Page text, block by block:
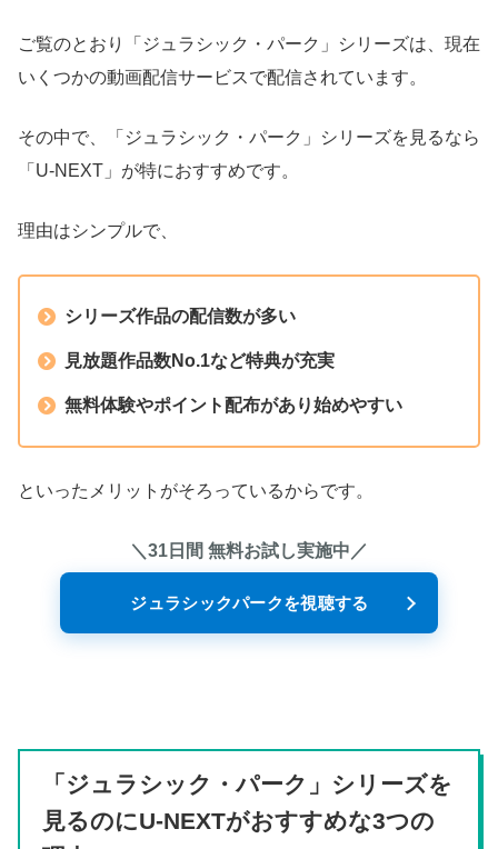
ご覧のとおり「ジュラシック・パーク」シリーズは、現在
いくつかの動画配信サービスで配信されています。
その中で、「ジュラシック・パーク」シリーズを見るなら
「U-NEXT」が特におすすめです。
理由はシンプルで、
シリーズ作品の配信数が多い
見放題作品数No.1など特典が充実
無料体験やポイント配布があり始めやすい
といったメリットがそろっているからです。
＼31日間 無料お試し実施中／
ジュラシックパークを視聴する
「ジュラシック・パーク」シリーズを
見るのにU-NEXTがおすすめな3つの